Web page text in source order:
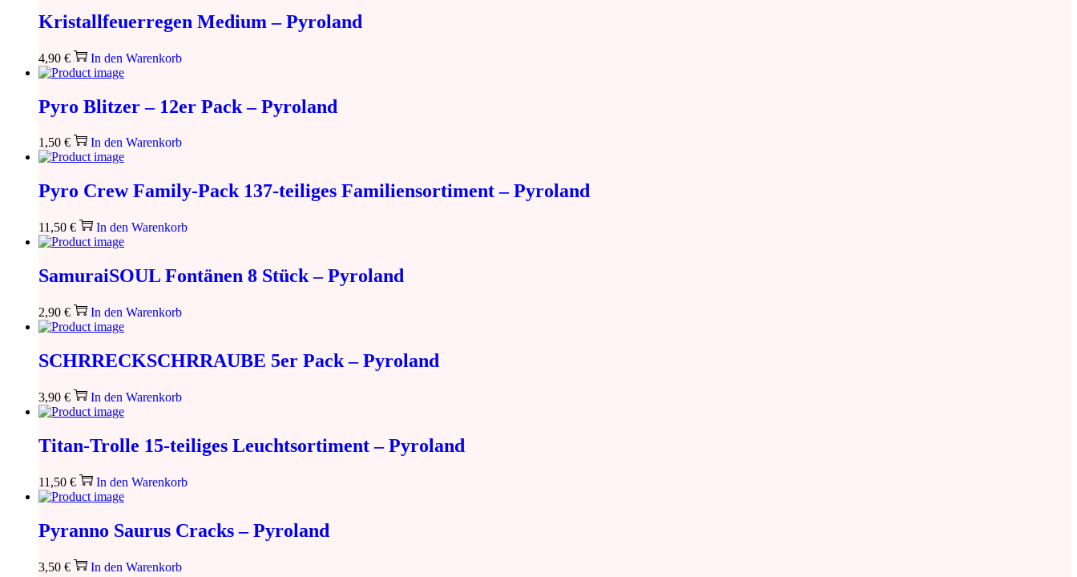
Kristallfeuerregen Medium – Pyroland
4,90 € In den Warenkorb
Pyro Blitzer – 12er Pack – Pyroland
1,50 € In den Warenkorb
Pyro Crew Family-Pack 137-teiliges Familiensortiment – Pyroland
11,50 € In den Warenkorb
SamuraiSOUL Fontänen 8 Stück – Pyroland
2,90 € In den Warenkorb
SCHRRECKSCHRRAUBE 5er Pack – Pyroland
3,90 € In den Warenkorb
Titan-Trolle 15-teiliges Leuchtsortiment – Pyroland
11,50 € In den Warenkorb
Pyranno Saurus Cracks – Pyroland
3,50 €
In den Warenkorb